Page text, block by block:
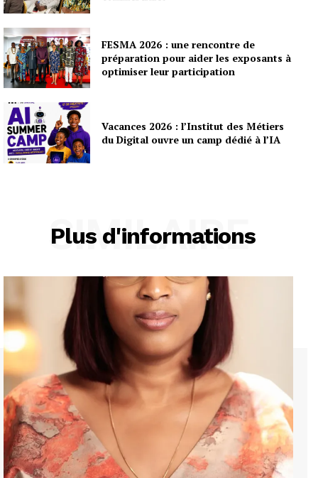
FESMA 2026 : une rencontre de
préparation pour aider les exposants à
optimiser leur participation
Vacances 2026 : l’Institut des Métiers
du Digital ouvre un camp dédié à l’IA
Plus d'informations
SIMILAIRE